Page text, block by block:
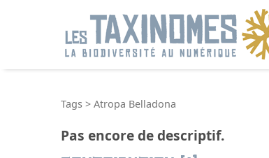
Tags > Atropa Belladona
Pas encore de descriptif.